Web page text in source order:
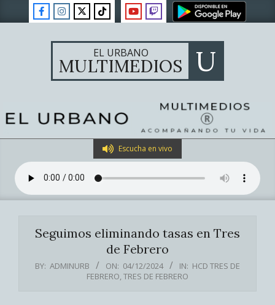
to
EL URBANO
MULTIMEDIOS U
Navigation
Menu
Escucha en vivo
Seguimos eliminando tasas en Tres
de Febrero
BY: ADMINURB ON: 04/12/2024 IN: HCD TRES DE
FEBRERO,TRES DE FEBRERO